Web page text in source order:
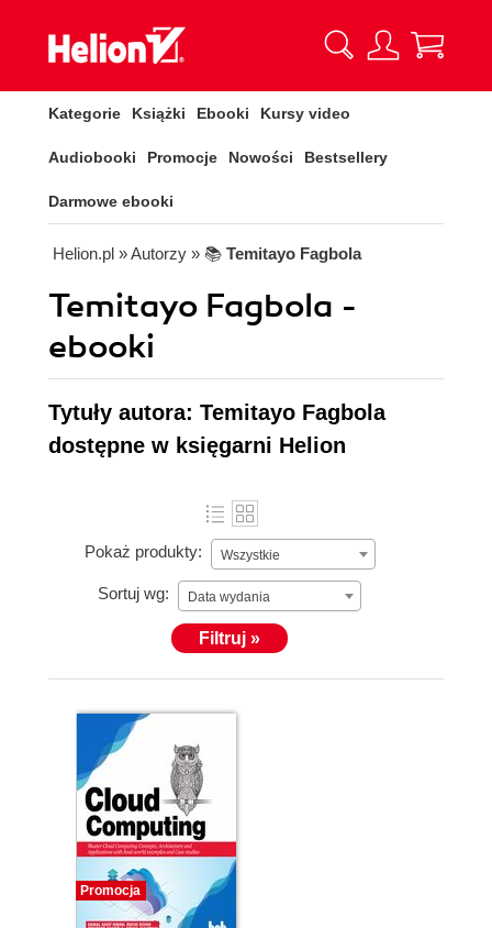
Kategorie Książki Ebooki Kursy video
Audiobooki Promocje Nowości Bestsellery
Darmowe ebooki
Helion.pl » Autorzy » 📚 Temitayo Fagbola
Temitayo Fagbola -
ebooki
Tytuły autora: Temitayo Fagbola
dostępne w księgarni Helion
Pokaż produkty: Wszystkie
Sortuj wg: Data wydania
Filtruj »
Promocja